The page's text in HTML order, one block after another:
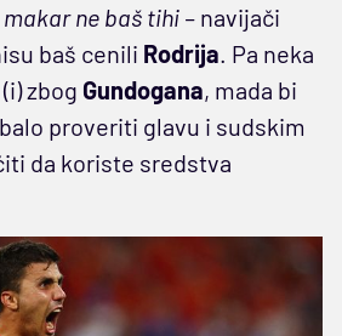
ne baš tihi – navijači
baš cenili Rodrija. Pa neka
zbog Gundogana, mada bi
proveriti glavu i sudskim
da koriste sredstva